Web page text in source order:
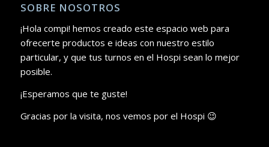
SOBRE NOSOTROS
¡Hola compi! hemos creado este espacio web para
ofrecerte productos e ideas con nuestro estilo
particular, y que tus turnos en el Hospi sean lo mejor
posible.
¡Esperamos que te guste!
Gracias por la visita, nos vemos por el Hospi 😉